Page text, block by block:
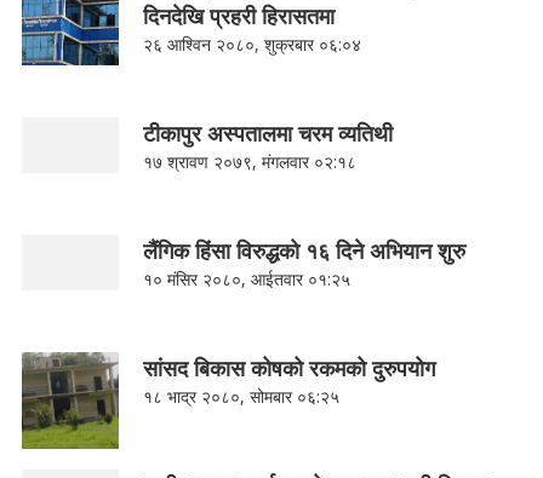
दिनदेखि प्रहरी हिरासतमा
२६ आश्विन २०८०, शुक्रबार ०६:०४
टीकापुर अस्पतालमा चरम व्यतिथी
१७ श्रावण २०७९, मंगलवार ०२:१८
लैंगिक हिंसा विरुद्धको १६ दिने अभियान शुरु
१० मंसिर २०८०, आईतवार ०१:२५
सांसद बिकास कोषको रकमको दुरुपयोग
१८ भाद्र २०८०, सोमबार ०६:२५